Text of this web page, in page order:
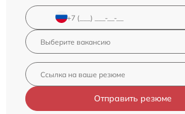
Отправить резюме